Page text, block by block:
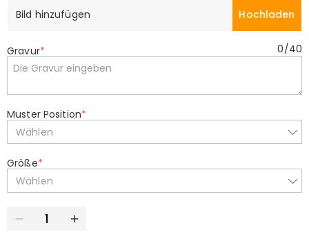
Bild hinzufügen
Hochladen
Gravur* 0/40
Muster Position*
Wählen
Größe*
Wählen